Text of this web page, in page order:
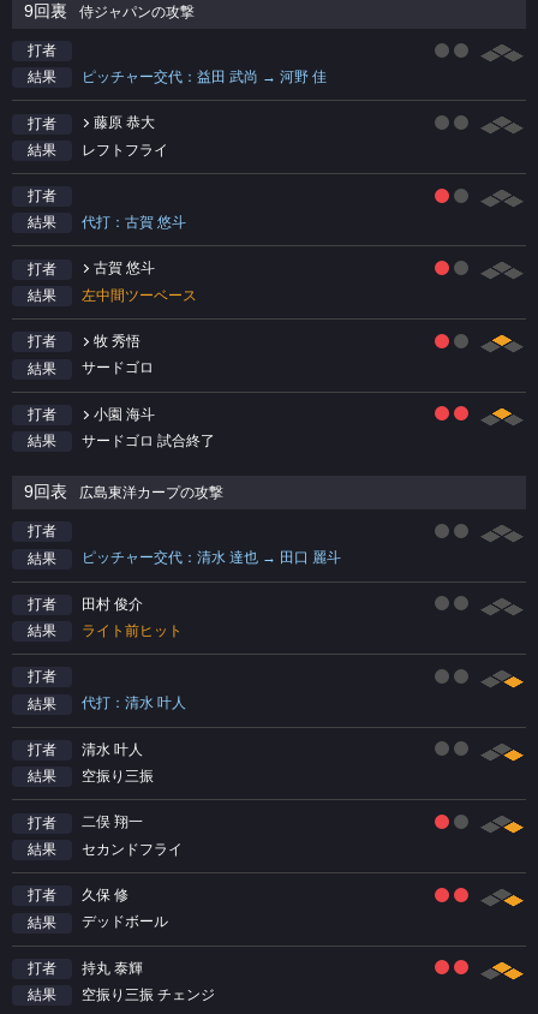
9回裏 侍ジャパンの攻撃
打者
結果
ピッチャー交代：益田 武尚 → 河野 佳
打者
藤原 恭大
結果
レフトフライ
打者
結果
代打：古賀 悠斗
打者
古賀 悠斗
結果
左中間ツーベース
打者
牧 秀悟
結果
サードゴロ
打者
小園 海斗
結果
サードゴロ 試合終了
9回表 広島東洋カープの攻撃
打者
結果
ピッチャー交代：清水 達也 → 田口 麗斗
打者
田村 俊介
結果
ライト前ヒット
打者
結果
代打：清水 叶人
打者
清水 叶人
結果
空振り三振
打者
二俣 翔一
結果
セカンドフライ
打者
久保 修
結果
デッドボール
打者
持丸 泰輝
結果
空振り三振 チェンジ